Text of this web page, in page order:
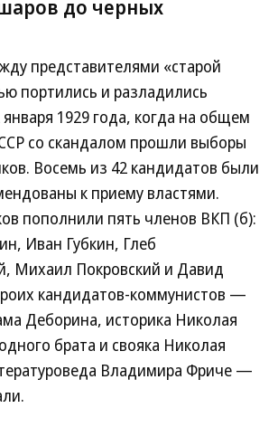
до черных
представителями «старой
портились и разладились
1929 года, когда на общем
со скандалом прошли выборы
Восемь из 42 кандидатов были
к приему властями.
пополнили пять членов ВКП (б):
Иван Губкин, Глеб
Михаил Покровский и Давид
кандидатов-коммунистов —
Деборина, историка Николая
брата и свояка Николая
Владимира Фриче —